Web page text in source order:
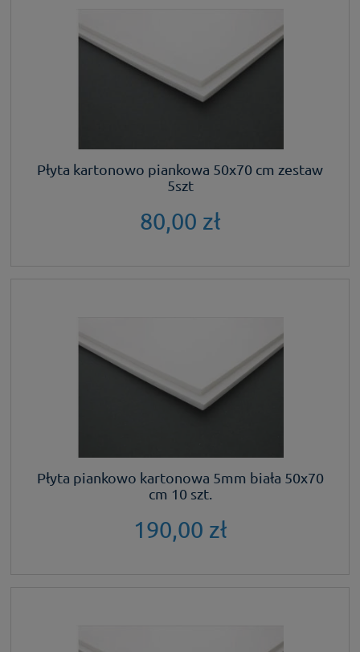
Płyta kartonowo piankowa 50x70 cm zestaw
5szt
80,00 zł
Płyta piankowo kartonowa 5mm biała 50x70
cm 10 szt.
190,00 zł